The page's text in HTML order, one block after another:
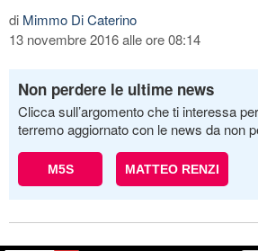
di Mimmo Di Caterino
13 novembre 2016 alle ore 08:14
Non perdere le ultime news
Clicca sull’argomento che ti interessa
terremo aggiornato con le news da non
M5S MATTEO RENZI